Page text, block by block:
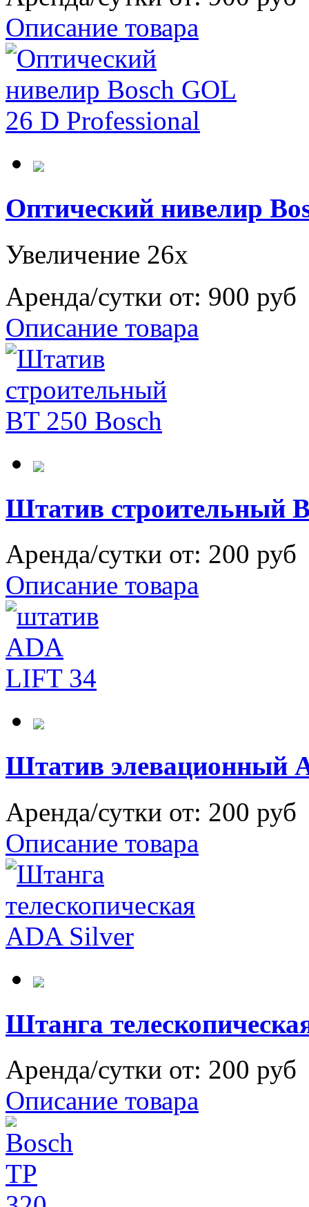
Описание товара
Оптический нивелир
Увеличение 26x
Аренда/сутки от: 900 руб
Описание товара
Штатив строительный
Аренда/сутки от: 200 руб
Описание товара
Штатив элевационный
Аренда/сутки от: 200 руб
Описание товара
Штанга
Аренда/сутки от: 200 руб
Описание товара